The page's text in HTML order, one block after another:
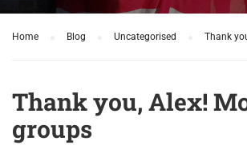
Home Blog Uncategorised Thank
Thank you, Alex!
groups